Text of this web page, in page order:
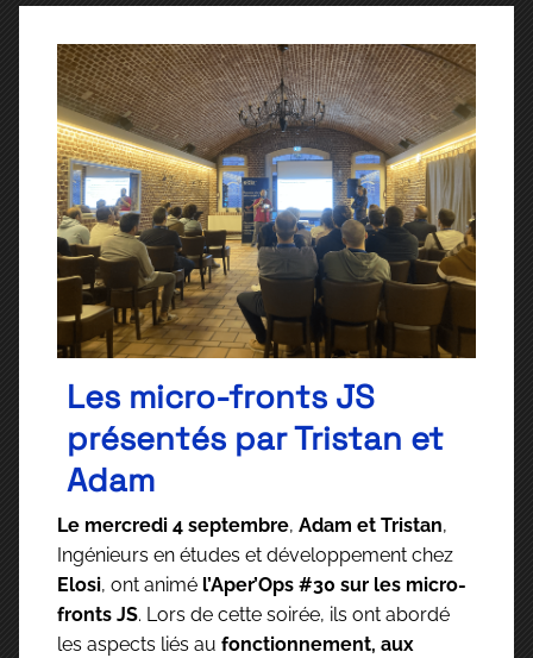
Les micro-fronts JS
présentés par Tristan et
Adam
Le mercredi 4 septembre, Adam et Tristan,
Ingénieurs en études et développement chez
Elosi, ont animé l’Aper’Ops #30 sur les micro-
fronts JS. Lors de cette soirée, ils ont abordé
les aspects liés au fonctionnement, aux